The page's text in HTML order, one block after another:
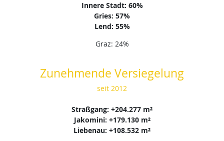
Innere Stadt: 60%
Gries: 57%
Lend: 55%
Graz: 24%
Zunehmende Versiegelung
seit 2012
Straßgang: +204.277 m²
Jakomini: +179.130 m²
Liebenau: +108.532 m²